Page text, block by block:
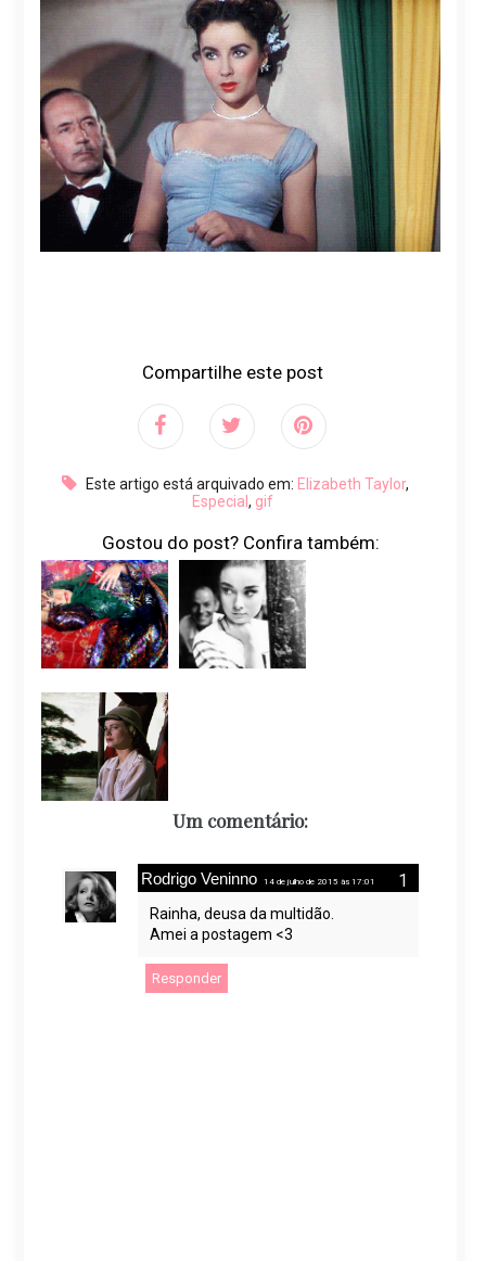
Compartilhe este post
Este artigo está arquivado em: Elizabeth Taylor,
Especial , gif
Gostou do post? Confira também:
Um comentário:
Rodrigo Veninno 14 de julho de 2015 às 17:01
Rainha, deusa da multidão.
Amei a postagem <3
Responder